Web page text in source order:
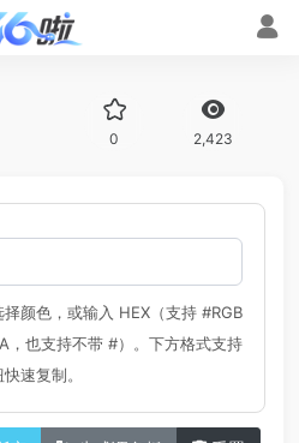
0 2,423
择颜色，或输入 HEX（支持 #RGB
，也支持不带 #）。下方格式支持
速复制。